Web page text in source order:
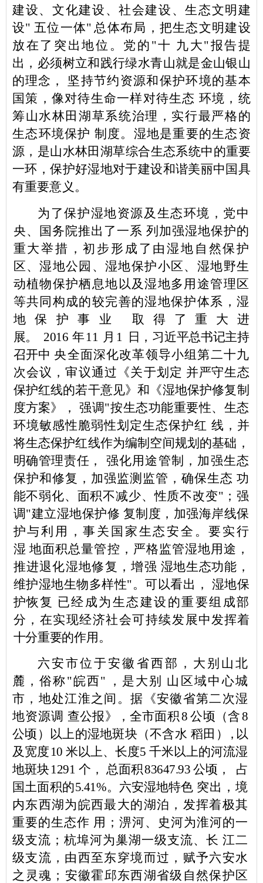
建设、文化建设、社会建设、生态文明建
设" 五位一体" 总体布局，把生态文明建设
放在了突出地位。党的 "十 九大"报告提
出，必须树立和践行绿水青山就是金山银山
的理念，
坚持节约资源和保护环境的基本
国策，像对待生命一样对待生态 环境，统
筹山水林田湖草系统治理，实行最严格的
生态环境保护 制度。湿地是重要的生态资
源，是山水林田湖草综合生态系统中的重要
一环，保护好湿地对于建设和谐美丽中国具
有重要意义。
为了保护湿地资源及生态环境，党中
央、国务院推出了一系 列加强湿地保护的
重大举措，初步形成了由湿地自然保护
区、湿地公园、湿地保护小区、湿地野生
动植物保护栖息地以及湿地多 用途管理区
等共同构成的较完善的湿地保护体系，湿
地保 护事业
取得了重大进
展。
2016 年 11 月 1 日，习近平总书记主持
召开中 央全面深化改革领导小组第二十九
次会议，审议通过《关于划定 并严守生态
保护红线的若干意见》和《湿地保护修复制
度方案》，
强调"按生态功能重要性、生态
环境敏感性脆弱性划定生态保护红 线，并
将生态保护红线作为编制空间规划的基础，
明确管理责任，
强化用途管制，加强生态
保护和修复，加强监测监管，确保生态 功
能不弱化、面积不减少、性质不改变" ；强
调"建立湿地保护修 复制度，加强海岸线保
护与利用，事关国家生态安全。要实行
湿 地面积总量管控，严格监管湿地用途，
推进退化湿地修复，增强 湿地生态功能，
维护湿地生物多样性"。可以看出， 湿地保
护恢复 已经成为生态建设的重要组成部
分，在实现经济社会可持续发展中发挥着
十分重要的作用。
六安市位于安徽省西部，大别山北
麓，俗称"皖西" ，是大别
山区域中心城
市，地处江淮之间。据《安徽省第二次湿
地资源调 查公报》，全市面积8公顷（含8
公顷）以上的湿地斑块（不含水 稻田 ）， 以
及宽度 10米以上、长度5千米以上的河流湿
地斑块1291 个， 总面积83647.93公顷，
占
国土面积的5.41%。六安湿地特色 突出，境
内东西湖为皖西最大的湖泊，发挥着极其
重要的生态作 用；淠河、史河为淮河的一
级支流；杭埠河为巢湖一级支流、长 江二
级支流，由西至东穿境而过，赋予六安水
之灵魂；安徽霍邱东西湖省级自然保护区